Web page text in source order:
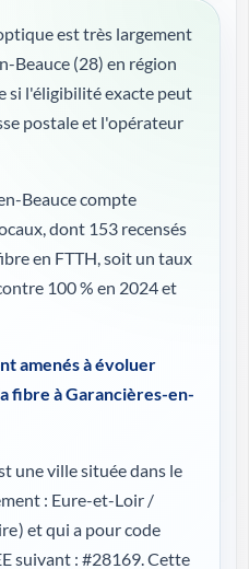
est très largement
Beauce (28) en région
si l'éligibilité exacte peut
postale et l'opérateur
Beauce compte
dont 153 recensés
en FTTH, soit un taux
100 % en 2024 et
amenés à évoluer
fibre à Garancières-en-
une ville située dans le
: Eure-et-Loir /
) et qui a pour code
suivant : #28169. Cette